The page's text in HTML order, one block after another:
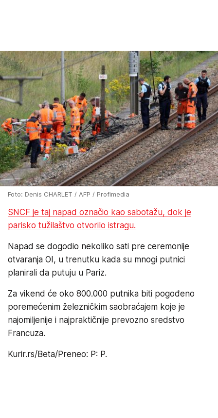
Foto: Denis CHARLET / AFP / Profimedia
SNCF je taj napad označio kao sabotažu, dok je
parisko tužilaštvo otvorilo istragu.
Napad se dogodio nekoliko sati pre ceremonije
otvaranja OI, u trenutku kada su mnogi putnici
planirali da putuju u Pariz.
Za vikend će oko 800.000 putnika biti pogođeno
poremećenim železničkim saobraćajem koje je
najomiljenije i najpraktičnije prevozno sredstvo
Francuza.
Kurir.rs/Beta/Preneo: P: P.